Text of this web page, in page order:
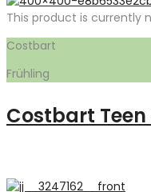
This product is currently
Costbart
Frühling
Costbart